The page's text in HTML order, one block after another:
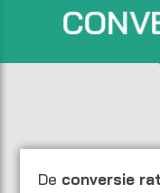
De conversie